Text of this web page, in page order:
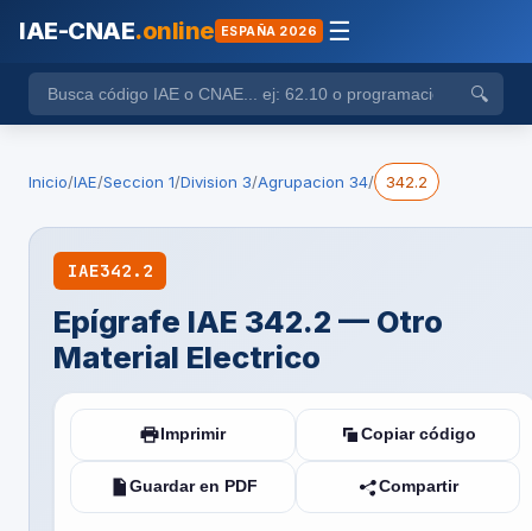
IAE-CNAE.online ESPAÑA 2026 ☰
🔍
Inicio/IAE/Seccion 1/Division 3/Agrupacion 34/ 342.2
IAE342.2
Epígrafe IAE 342.2 — Otro
Material Electrico
Imprimir Copiar código
Guardar en PDF Compartir